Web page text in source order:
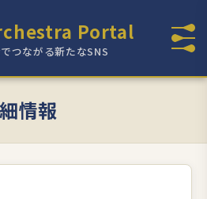
Portal
つながる新たなSNS
情報